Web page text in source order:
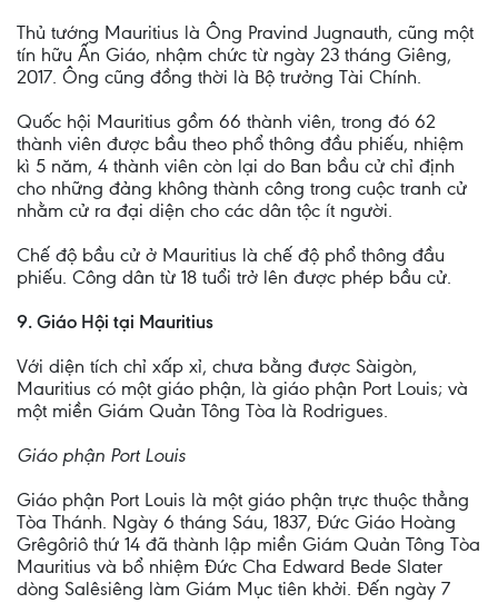
Thủ tướng Mauritius là Ông Pravind Jugnauth, cũng một
tín hữu Ấn Giáo, nhậm chức từ ngày 23 tháng Giêng,
2017. Ông cũng đồng thời là Bộ trưởng Tài Chính.
Quốc hội Mauritius gồm 66 thành viên, trong đó 62
thành viên được bầu theo phổ thông đầu phiếu, nhiệm
kì 5 năm, 4 thành viên còn lại do Ban bầu cử chỉ định
cho những đảng không thành công trong cuộc tranh cử
nhằm cử ra đại diện cho các dân tộc ít người.
Chế độ bầu cử ở Mauritius là chế độ phổ thông đầu
phiếu. Công dân từ 18 tuổi trở lên được phép bầu cử.
9. Giáo Hội tại Mauritius
Với diện tích chỉ xấp xỉ, chưa bằng được Sàigòn,
Mauritius có một giáo phận, là giáo phận Port Louis; và
một miền Giám Quản Tông Tòa là Rodrigues.
Giáo phận Port Louis
Giáo phận Port Louis là một giáo phận trực thuộc thẳng
Tòa Thánh. Ngày 6 tháng Sáu, 1837, Đức Giáo Hoàng
Grêgôriô thứ 14 đã thành lập miền Giám Quản Tông Tòa
Mauritius và bổ nhiệm Đức Cha Edward Bede Slater
dòng Salêsiêng làm Giám Mục tiên khởi. Đến ngày 7